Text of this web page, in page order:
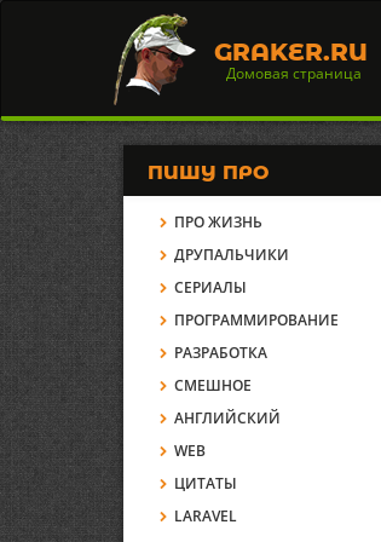
GRAKER.RU
Домовая страница
ПИШУ ПРО
ПРО ЖИЗНЬ
ДРУПАЛЬЧИКИ
СЕРИАЛЫ
ПРОГРАММИРОВАНИЕ
РАЗРАБОТКА
СМЕШНОЕ
АНГЛИЙСКИЙ
WEB
ЦИТАТЫ
LARAVEL